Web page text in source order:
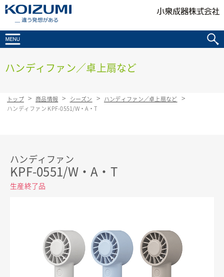
ハンディファン／卓上扇など
トップ 商品情報 シーズン
ハンディファン／卓上扇など
ハンディファン KPF-0551/W・A・T
ハンディファン
KPF-0551/W・A・T
生産終了品